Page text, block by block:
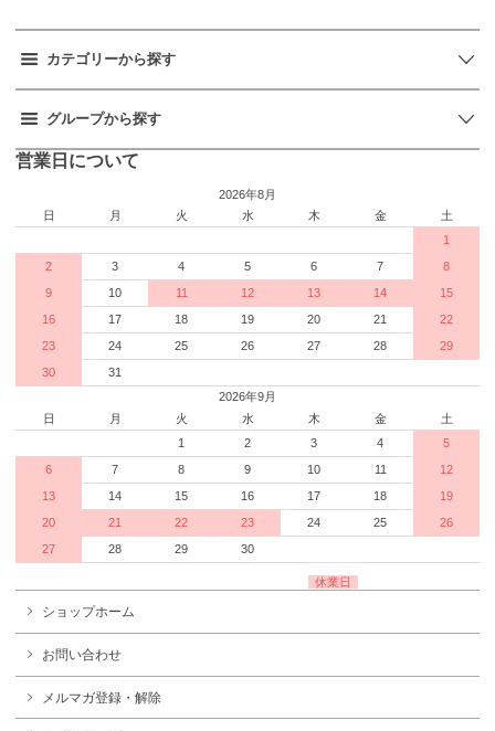
カテゴリーから探す
グループから探す
営業日について
2026年8月
日
月 火 水 木 金
土
1
2
3 4 5 6 7
8
9
10 11 12 13 14
15
16
17 18 19 20 21
22
23
24 25 26 27 28
29
30
31
2026年9月
日
月 火 水 木 金
土
1
2 3 4
5
6
7 8 9 10 11
12
13
14 15 16 17 18
19
20
21 22 23 24 25
26
27
28 29 30
休業日
ショップホーム
お問い合わせ
メルマガ登録・解除